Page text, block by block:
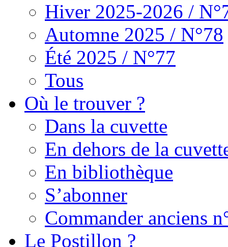
Hiver 2025-2026 /
Automne 2025 / N°78
Été 2025 / N°77
Tous
Où le trouver ?
Dans la cuvette
En dehors de la
En bibliothèque
S’abonner
Commander anciens
Le Postillon ?